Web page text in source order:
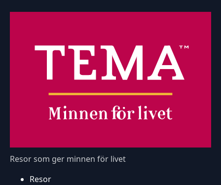
Resor som ger minnen för livet
Resor